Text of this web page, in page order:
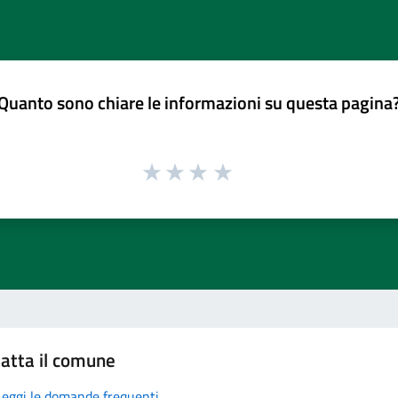
sono chiare le informazioni su questa
il comune